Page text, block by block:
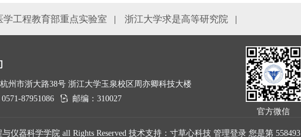
学工程教育部重点实验室 | 浙江大学求是高等研究院 |
官方微信
州市浙大路38号 浙江大学玉泉校区周亦卿科技大楼
87951086
邮编：310027
仪器科学学院 all Rights Reserved 技术支持： 寸草心科技 管理登录您是第 558493